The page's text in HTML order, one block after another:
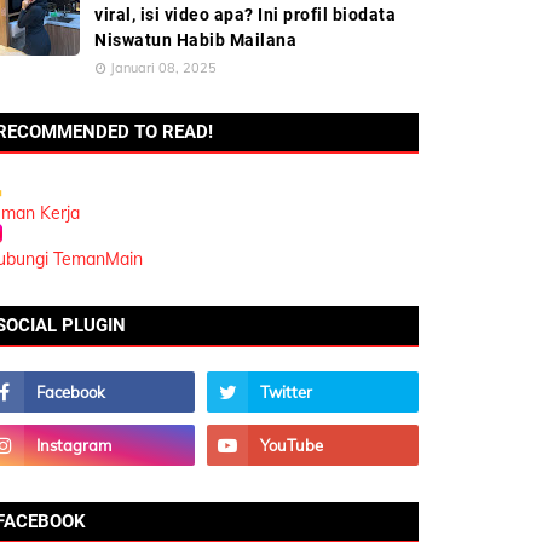
viral, isi video apa? Ini profil biodata
Niswatun Habib Mailana
Januari 08, 2025
TO READ!
Kerja
TemanMain
PLUGIN